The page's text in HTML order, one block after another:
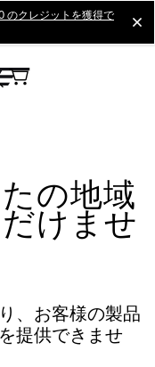
のクレジットを獲得で
の地域
けませ
、お客様の製品
提供できませ